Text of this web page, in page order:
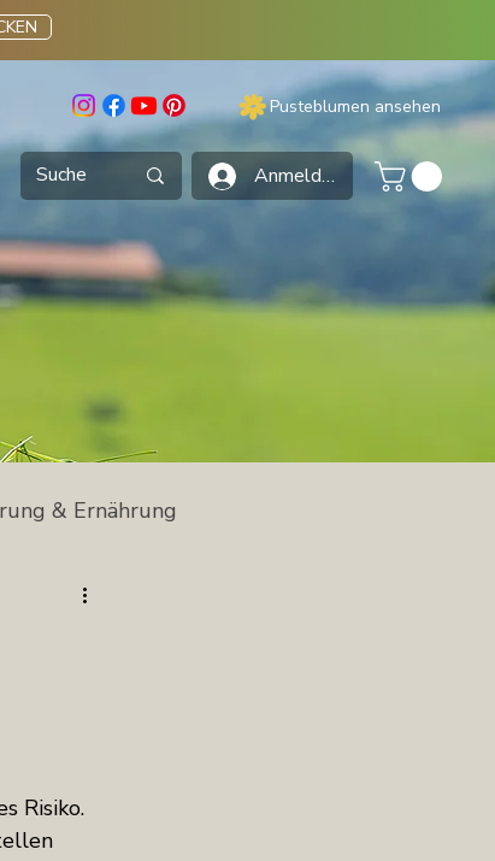
Pusteblumen ansehen
Anmelden
& Ernährung
Risiko.